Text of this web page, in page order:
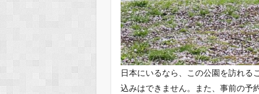
日本にいるなら、この公園を訪れる
込みはできません。また、事前の予